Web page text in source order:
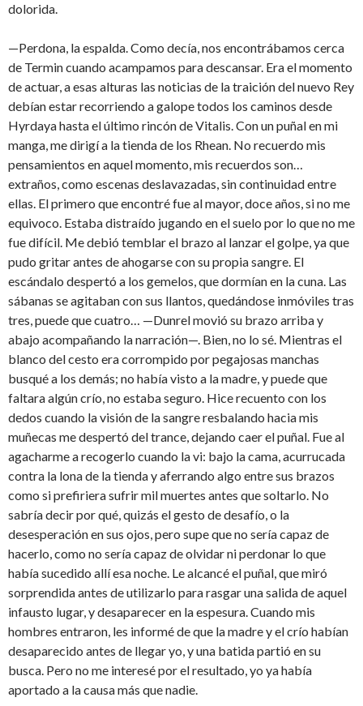
dolorida.
—Perdona, la espalda. Como decía, nos encontrábamos cerca
de Termin cuando acampamos para descansar. Era el momento
de actuar, a esas alturas las noticias de la traición del nuevo Rey
debían estar recorriendo a galope todos los caminos desde
Hyrdaya hasta el último rincón de Vitalis. Con un puñal en mi
manga, me dirigí a la tienda de los Rhean. No recuerdo mis
pensamientos en aquel momento, mis recuerdos son…
extraños, como escenas deslavazadas, sin continuidad entre
ellas. El primero que encontré fue al mayor, doce años, si no me
equivoco. Estaba distraído jugando en el suelo por lo que no me
fue difícil. Me debió temblar el brazo al lanzar el golpe, ya que
pudo gritar antes de ahogarse con su propia sangre. El
escándalo despertó a los gemelos, que dormían en la cuna. Las
sábanas se agitaban con sus llantos, quedándose inmóviles tras
tres, puede que cuatro… —Dunrel movió su brazo arriba y
abajo acompañando la narración—. Bien, no lo sé. Mientras el
blanco del cesto era corrompido por pegajosas manchas
busqué a los demás; no había visto a la madre, y puede que
faltara algún crío, no estaba seguro. Hice recuento con los
dedos cuando la visión de la sangre resbalando hacia mis
muñecas me despertó del trance, dejando caer el puñal. Fue al
agacharme a recogerlo cuando la vi: bajo la cama, acurrucada
contra la lona de la tienda y aferrando algo entre sus brazos
como si prefiriera sufrir mil muertes antes que soltarlo. No
sabría decir por qué, quizás el gesto de desafío, o la
desesperación en sus ojos, pero supe que no sería capaz de
hacerlo, como no sería capaz de olvidar ni perdonar lo que
había sucedido allí esa noche. Le alcancé el puñal, que miró
sorprendida antes de utilizarlo para rasgar una salida de aquel
infausto lugar, y desaparecer en la espesura. Cuando mis
hombres entraron, les informé de que la madre y el crío habían
desaparecido antes de llegar yo, y una batida partió en su
busca. Pero no me interesé por el resultado, yo ya había
aportado a la causa más que nadie.